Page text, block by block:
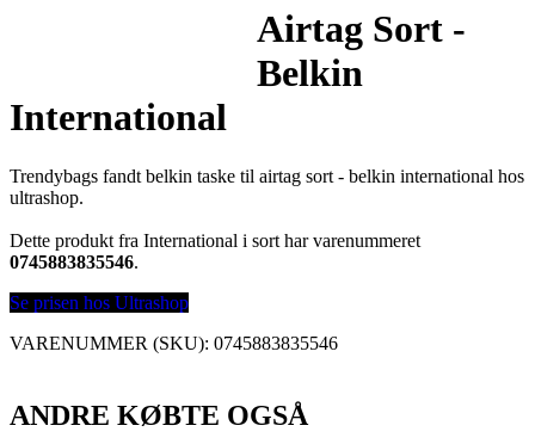
Airtag Sort -
Belkin
International
Trendybags fandt belkin taske til airtag sort - belkin international hos
ultrashop.
Dette produkt fra International i sort har varenummeret
0745883835546.
Se prisen hos Ultrashop
VARENUMMER (SKU): 0745883835546
ANDRE KØBTE OGSÅ